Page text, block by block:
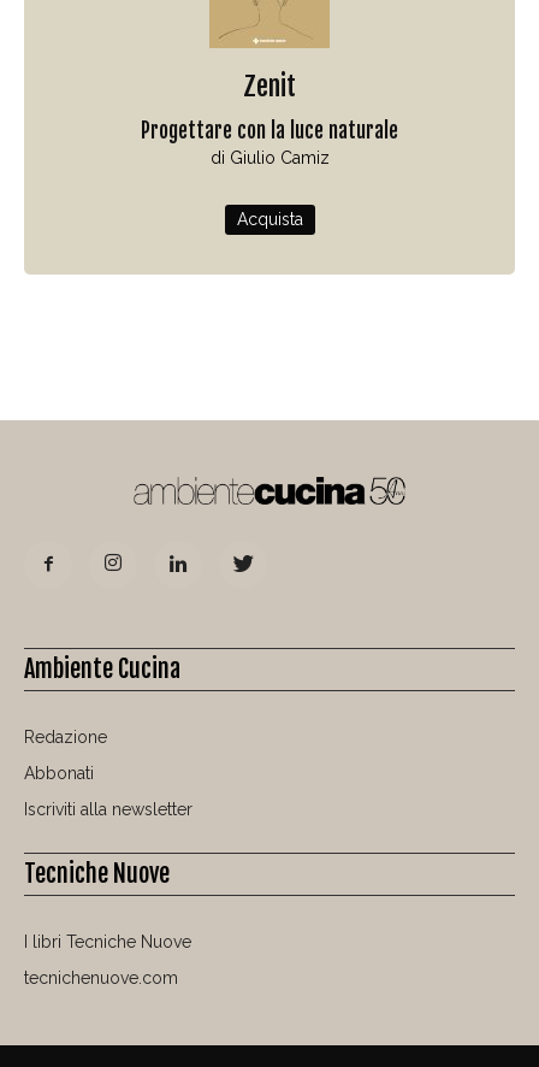
Zenit
Progettare con la luce naturale
di Giulio Camiz
Acquista
Ambiente Cucina
Redazione
Abbonati
Iscriviti alla newsletter
Tecniche Nuove
I libri Tecniche Nuove
tecnichenuove.com